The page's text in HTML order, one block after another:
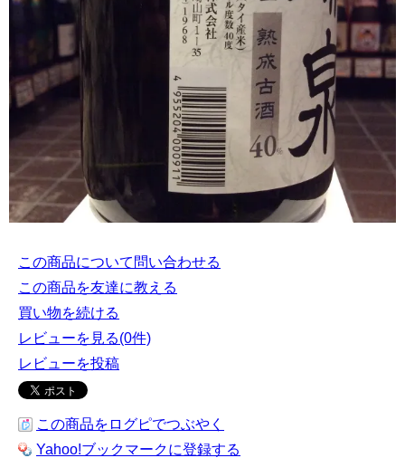
この商品について問い合わせる
この商品を友達に教える
買い物を続ける
レビューを見る(0件)
レビューを投稿
この商品をログピでつぶやく
Yahoo!ブックマークに登録する